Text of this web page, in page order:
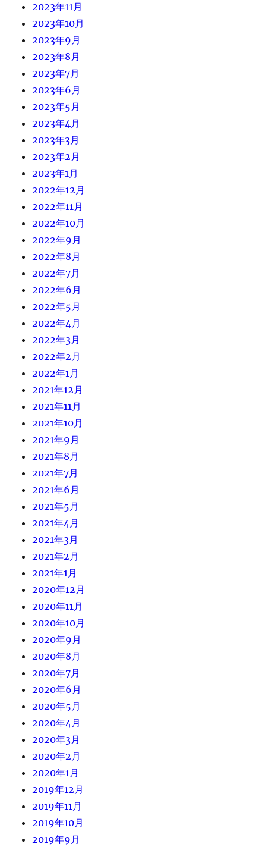
2023年11月
2023年10月
2023年9月
2023年8月
2023年7月
2023年6月
2023年5月
2023年4月
2023年3月
2023年2月
2023年1月
2022年12月
2022年11月
2022年10月
2022年9月
2022年8月
2022年7月
2022年6月
2022年5月
2022年4月
2022年3月
2022年2月
2022年1月
2021年12月
2021年11月
2021年10月
2021年9月
2021年8月
2021年7月
2021年6月
2021年5月
2021年4月
2021年3月
2021年2月
2021年1月
2020年12月
2020年11月
2020年10月
2020年9月
2020年8月
2020年7月
2020年6月
2020年5月
2020年4月
2020年3月
2020年2月
2020年1月
2019年12月
2019年11月
2019年10月
2019年9月